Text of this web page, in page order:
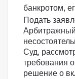
банкротом,
Подать
Арбитражный
Суд,
требования
решение о